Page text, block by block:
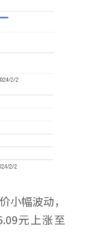
小幅波动，
元上涨至